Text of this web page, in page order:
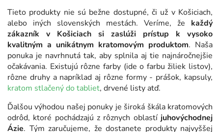
Tieto produkty nie sú bežne dostupné, či už v Košiciach,
alebo iných slovenských mestách. Veríme, že každý
zákazník v Košiciach si zaslúži prístup k vysoko
kvalitným a unikátnym kratomovým produktom. Naša
ponuka je navrhnutá tak, aby splnila aj tie najnáročnejšie
očakávania. Existujú rôzne farby (ide o farbu žiliek listov),
rôzne druhy a napríklad aj rôzne formy - prášok, kapsuly,
kratom stlačený do tabliet, drvené listy atď.
Ďalšou výhodou našej ponuky je široká škála kratomových
odrôd, ktoré pochádzajú z rôznych oblastí juhovýchodnej
Ázie. Tým zaručujeme, že dostanete produkty najvyššej